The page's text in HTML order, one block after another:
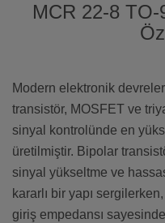
MCR 22-8
Modern elektronik
transistör, MOSFET ve
sinyal kontrolünde en
üretilmiştir. Bipolar
sinyal yükseltme ve
kararlı bir yapı
giriş empedansı